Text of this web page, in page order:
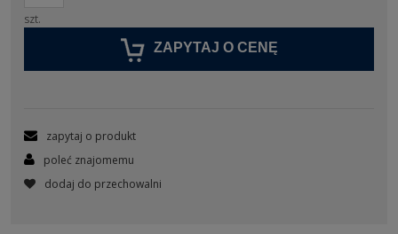
szt.
ZAPYTAJ O CENĘ
zapytaj o produkt
poleć znajomemu
dodaj do przechowalni